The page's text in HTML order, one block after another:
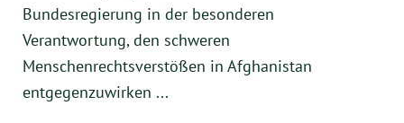
Bundesregierung in der besonderen
Verantwortung, den schweren
Menschenrechtsverstößen in Afghanistan
entgegenzuwirken ...